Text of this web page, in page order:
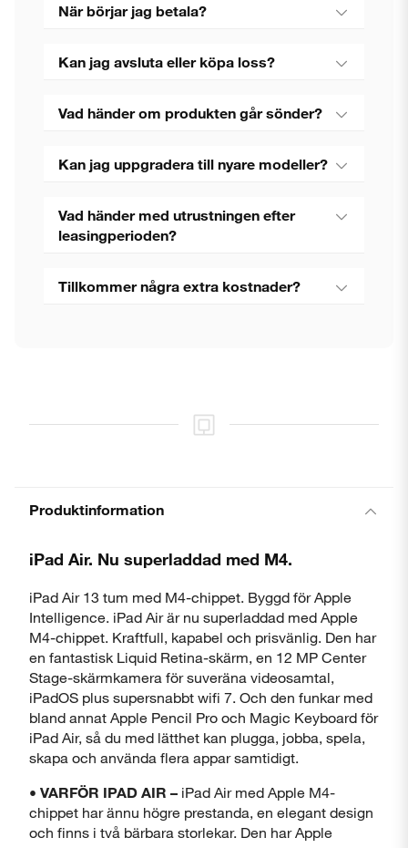
När börjar jag betala?
Kan jag avsluta eller köpa loss?
Vad händer om produkten går sönder?
Kan jag uppgradera till nyare modeller?
Vad händer med utrustningen efter
leasingperioden?
Tillkommer några extra kostnader?
Produktinformation
iPad Air. Nu superladdad med M4.
iPad Air 13 tum med M4-chippet. Byggd för Apple
Intelligence. iPad Air är nu superladdad med Apple
M4-chippet. Kraftfull, kapabel och prisvänlig. Den har
en fantastisk Liquid Retina-skärm, en 12 MP Center
Stage-skärmkamera för suveräna videosamtal,
iPadOS plus supersnabbt wifi 7. Och den funkar med
bland annat Apple Pencil Pro och Magic Keyboard för
iPad Air, så du med lätthet kan plugga, jobba, spela,
skapa och använda flera appar samtidigt.
• VARFÖR IPAD AIR – iPad Air med Apple M4-
chippet har ännu högre prestanda, en elegant design
och finns i två bärbara storlekar. Den har Apple